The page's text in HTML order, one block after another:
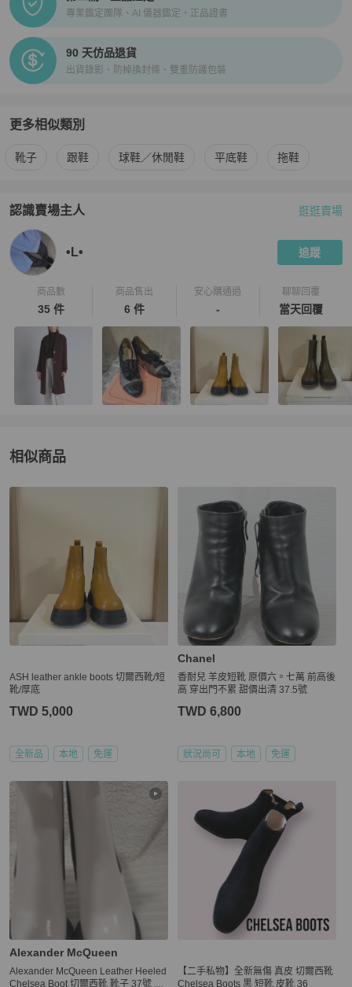
專業鑑定團隊、AI 儀器鑑定、正品證書
90 天仿品退貨
出貨錄影、防掉換封條、雙重防護包裝
更多相似類別
更多 女鞋 相似商品推薦
靴子 跟鞋 球鞋／休閒鞋 平底鞋 拖鞋
認識賣場主人
PopChill 拍拍圈嚴選賣家
逛逛賣場
•L• 追蹤
商品數
35 件
商品售出
6 件
安心購通過
-
聊聊回覆
當天回覆
相似商品
更多相似女鞋推薦精品
ASH leather ankle boots 切爾西靴/短
靴/厚底
TWD 5,000
全新品 本地 免運
Chanel
香耐兒 羊皮短靴 原價六。七萬 前高後
高 穿出門不累 甜價出清 37.5號
TWD 6,800
狀況尚可 本地 免運
Alexander McQueen
Alexander McQueen Leather Heeled
Chelsea Boot 切爾西靴 靴子 37號 99
【二手私物】全新無傷 真皮 切爾西靴
Chelsea Boots 黒 短靴 皮靴 36